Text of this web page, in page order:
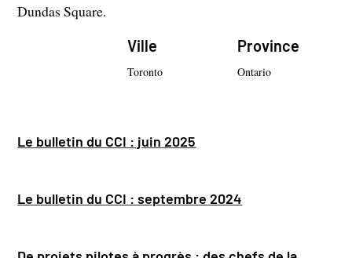
Dundas Square.
Ville
Toronto
Province
Ontario
Le bulletin du CCI : juin 2025
Le bulletin du CCI : septembre 2024